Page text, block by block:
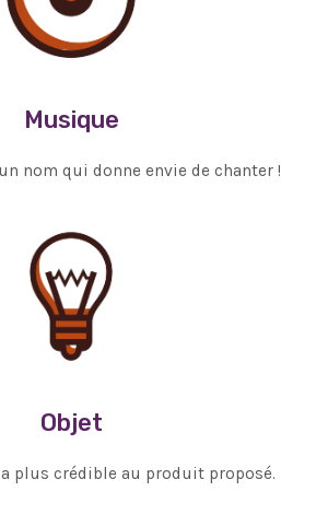
Musique
nom qui donne envie de chanter !
Objet
plus crédible au produit proposé.